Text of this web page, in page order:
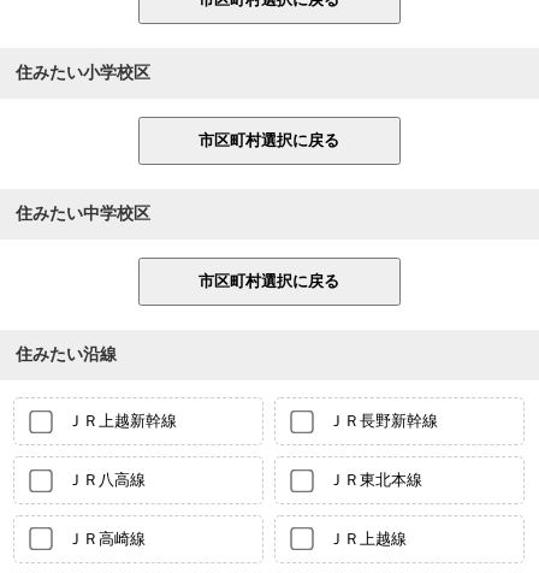
住みたい小学校区
住みたい中学校区
住みたい沿線
ＪＲ上越新幹線 ＪＲ長野新幹線
ＪＲ八高線 ＪＲ東北本線
ＪＲ高崎線 ＪＲ上越線